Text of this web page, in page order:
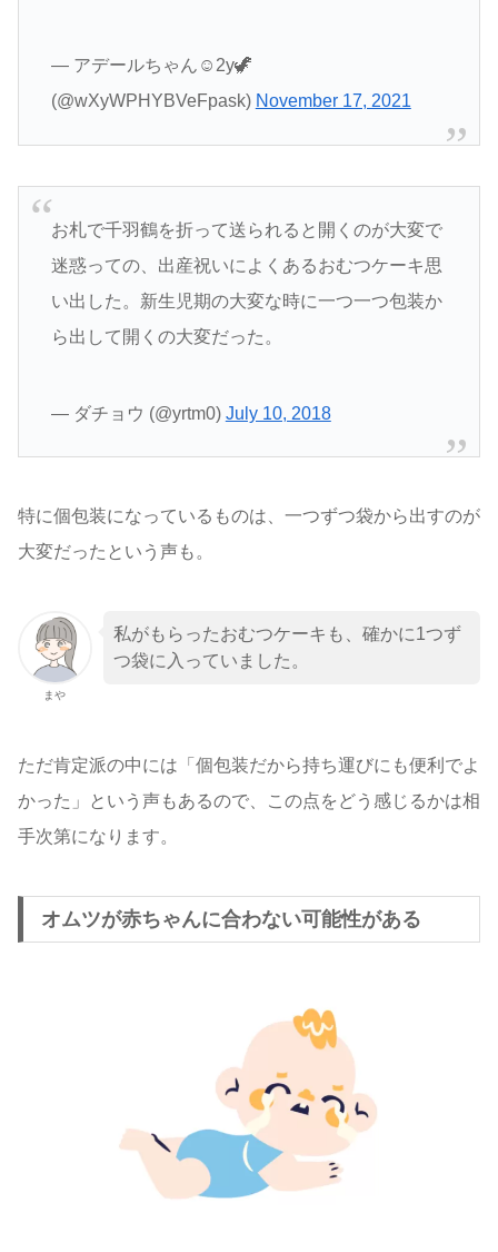
— アデールちゃん☺︎2y🦖
(@wXyWPHYBVeFpask) November 17, 2021
お札で千羽鶴を折って送られると開くのが大変で
迷惑っての、出産祝いによくあるおむつケーキ思
い出した。新生児期の大変な時に一つ一つ包装か
ら出して開くの大変だった。
— ダチョウ (@yrtm0) July 10, 2018
特に個包装になっているものは、一つずつ袋から出すのが
大変だったという声も。
まや
私がもらったおむつケーキも、確かに1つず
つ袋に入っていました。
ただ肯定派の中には「個包装だから持ち運びにも便利でよ
かった」という声もあるので、この点をどう感じるかは相
手次第になります。
オムツが赤ちゃんに合わない可能性がある